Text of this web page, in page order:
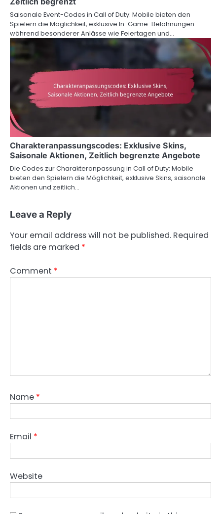
Saisonale Event-Codes in Call of Duty: Mobile bieten den
Spielern die Möglichkeit, exklusive In-Game-Belohnungen
während besonderer Anlässe wie Feiertagen und…
Charakteranpassungscodes: Exklusive Skins,
Saisonale Aktionen, Zeitlich begrenzte Angebote
Die Codes zur Charakteranpassung in Call of Duty: Mobile
bieten den Spielern die Möglichkeit, exklusive Skins, saisonale
Aktionen und zeitlich…
Leave a Reply
Your email address will not be published. Required
fields are marked *
Comment *
Name *
Email *
Website